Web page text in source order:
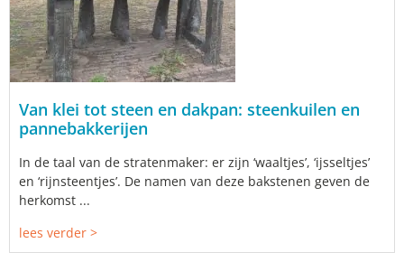
Van klei tot steen en dakpan: steenkuilen en
pannebakkerijen
In de taal van de stratenmaker: er zijn ‘waaltjes’, ‘ijsseltjes’
en ‘rijnsteentjes’. De namen van deze bakstenen geven de
herkomst ...
lees verder >